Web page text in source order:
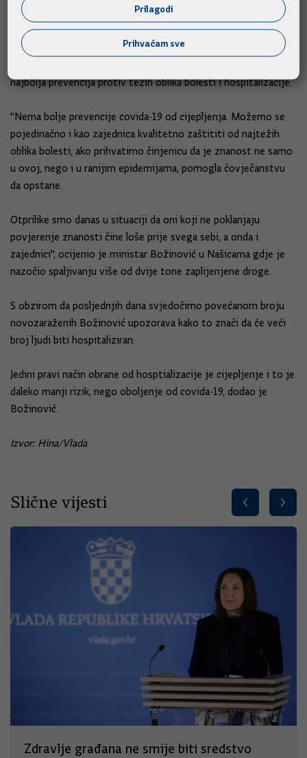
Potpredsjednik Vlade RH i šef Nacionalnog stožera civilne
zaštite Davor Božinović poručio je u ponedjeljak, uoči početka
najbolja prevencija protiv težih oblika bolesti i hospitalizacije.
"Nema bolje prevencije covida-19 od cijepljenja. Možemo se
pojedinačno i kao zajednica kvalitetno zaštititi od najtežih
oblika bolesti, ako prihvatimo činjenicu da je znanost ne samo
u ovoj, nego i u ranijim epidemijama, pomogla čovječanstvu
da opstane.
Otprilike smo danas u situaciji da oni koji ne poklanjaju
povjerenje znanosti čine loše prije svega sebi, a onda i
zajednici", ocijenio je ministar Božinović u Našicama gdje je
nazočio spaljivanju više od dvije tone zaplijenjene droge.
S obzirom da posljednjih dana svjedočimo povećanom broju
novozaraženih Božinović upozorava kako to znači da će veći
broj ljudi biti hospitaliziran.
Jedini pravi način obrane od hosptializacije je cijepljenje i to je
daleko manji rizik, nego oboljenje od covida-19, dodao je
Božinović.
Izvor: Hina/Vlada
Slične vijesti
Zdravlje građana ne smije biti sredstvo
Prilagodi
Prihvaćam sve